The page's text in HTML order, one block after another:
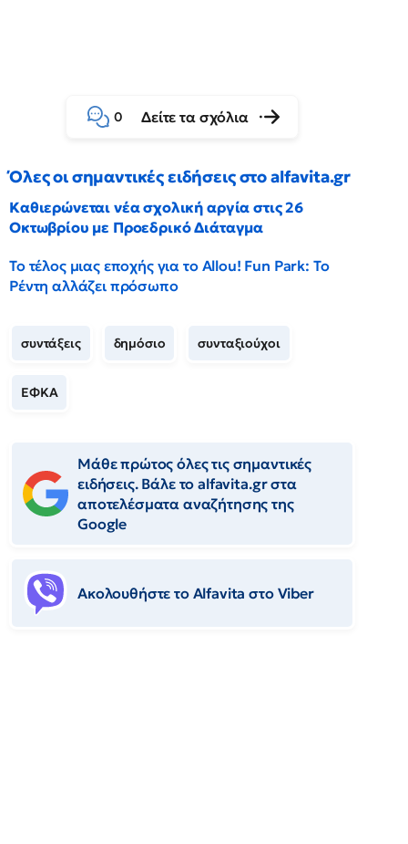
0 Δείτε τα σχόλια
Όλες οι σημαντικές ειδήσεις στο alfavita.gr
Καθιερώνεται νέα σχολική αργία στις 26
Οκτωβρίου με Προεδρικό Διάταγμα
Το τέλος μιας εποχής για το Allou! Fun Park: Το
Ρέντη αλλάζει πρόσωπο
συντάξεις δημόσιο συνταξιούχοι
ΕΦΚΑ
Μάθε πρώτος όλες τις σημαντικές
ειδήσεις. Βάλε το alfavita.gr στα
αποτελέσματα αναζήτησης της
Google
Ακολουθήστε το Αlfavita στο Viber